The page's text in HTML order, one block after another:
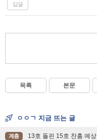
답글
목록 본문
ㅇㅇㄱ 지금 뜨는 글
계층 13호 돌핀 15호 찬홈 예상